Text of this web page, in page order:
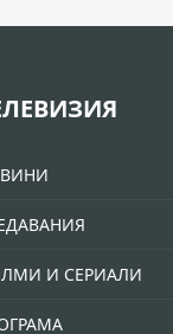
И СЕРИАЛИ